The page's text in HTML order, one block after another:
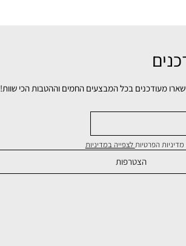
מעודכנים בכל המבצעים החמים וההטבות הכי שוות!
הפרטיותלצפייה במדיניות